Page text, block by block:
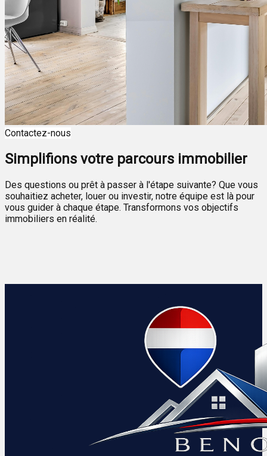
Contactez-nous
Simplifions votre parcours immobilier
Des questions ou prêt à passer à l'étape suivante? Que vous
souhaitiez acheter, louer ou investir, notre équipe est là pour
vous guider à chaque étape. Transformons vos objectifs
immobiliers en réalité.